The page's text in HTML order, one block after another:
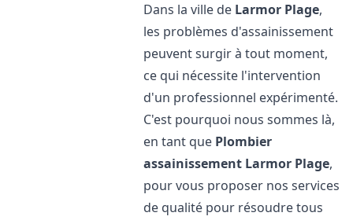
Dans la ville de Larmor Plage,
les problèmes d'assainissement
peuvent surgir à tout moment,
ce qui nécessite l'intervention
d'un professionnel expérimenté.
C'est pourquoi nous sommes là,
en tant que Plombier
assainissement Larmor Plage,
pour vous proposer nos services
de qualité pour résoudre tous